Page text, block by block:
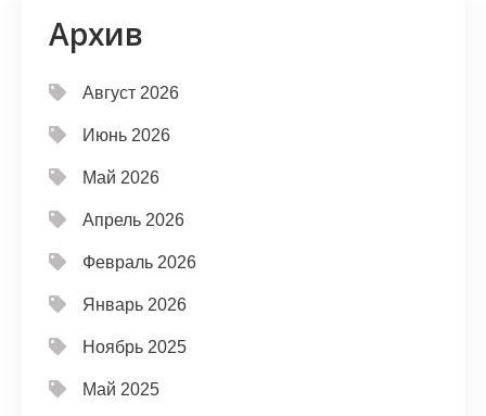
Архив
Август 2026
Июнь 2026
Май 2026
Апрель 2026
Февраль 2026
Январь 2026
Ноябрь 2025
Май 2025